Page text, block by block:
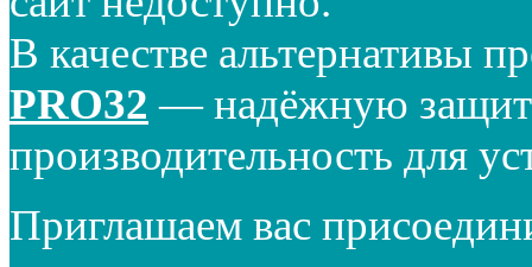
В качестве альтернативы
PRO32 — надёжную
производительность для
Приглашаем вас